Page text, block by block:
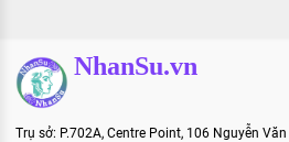
NhanSu.vn
Trụ sở: P.702A, Centre Point, 106 Nguyễn